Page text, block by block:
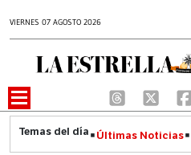
VIERNES 07 AGOSTO 2026
Últimas Noticias